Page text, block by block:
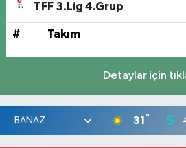
TFF 3.Lig 4.Grup
# Takım
Detaylar için
31 °